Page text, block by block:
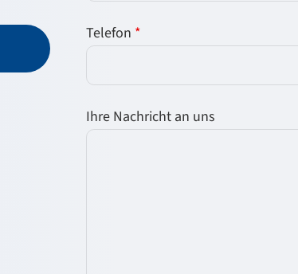
Telefon *
Ihre Nachricht an uns